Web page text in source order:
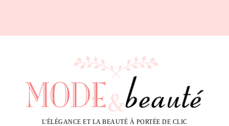
L'ÉLÉGANCE ET LA BEAUTÉ À PORTÉE DE CLIC